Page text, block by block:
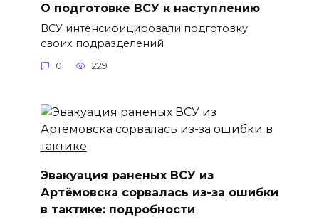
О подготовке ВСУ к наступлению
ВСУ интенсифицировали подготовку
своих подразделений
0 229
Эвакуация раненых ВСУ из
Артёмовска сорвалась из-за ошибки
в тактике: подробности